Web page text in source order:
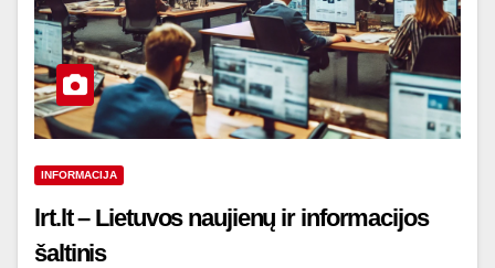
INFORMACIJA
lrt.lt – Lietuvos naujienų ir informacijos
šaltinis